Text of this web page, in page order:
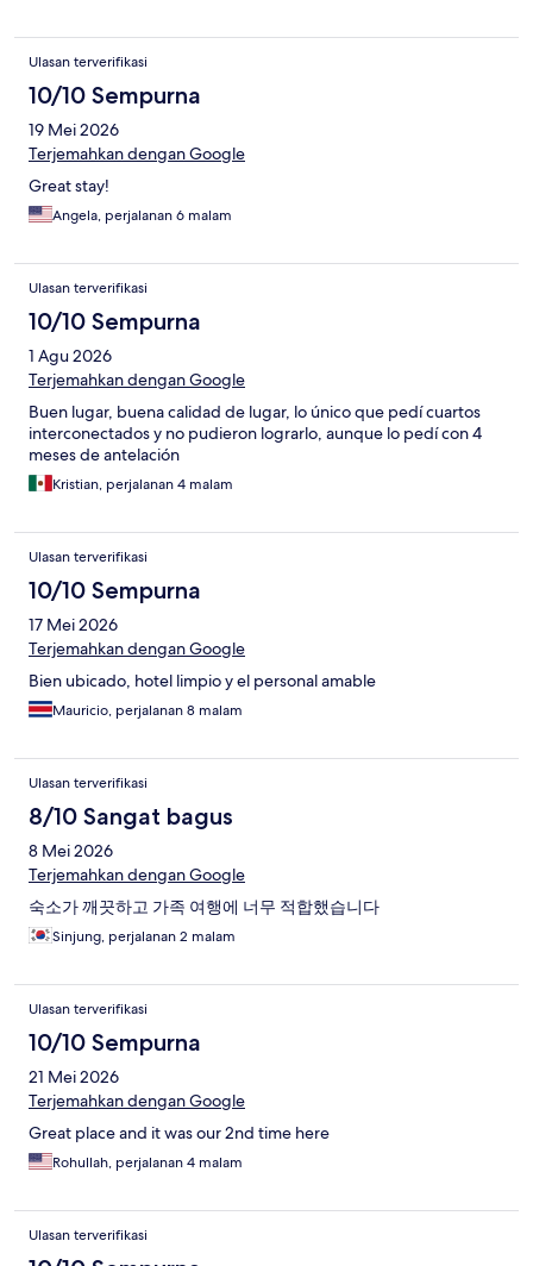
Ulasan terverifikasi
10/10 Sempurna
19 Mei 2026
Terjemahkan dengan Google
Great stay!
Angela, perjalanan 6 malam
Ulasan terverifikasi
10/10 Sempurna
1 Agu 2026
Terjemahkan dengan Google
Buen lugar, buena calidad de lugar, lo único que pedí cuartos
interconectados y no pudieron lograrlo, aunque lo pedí con 4
meses de antelación
Kristian, perjalanan 4 malam
Ulasan terverifikasi
10/10 Sempurna
17 Mei 2026
Terjemahkan dengan Google
Bien ubicado, hotel limpio y el personal amable
Mauricio, perjalanan 8 malam
Ulasan terverifikasi
8/10 Sangat bagus
8 Mei 2026
Terjemahkan dengan Google
숙소가 깨끗하고 가족 여행에 너무 적합했습니다
Sinjung, perjalanan 2 malam
Ulasan terverifikasi
10/10 Sempurna
21 Mei 2026
Terjemahkan dengan Google
Great place and it was our 2nd time here
Rohullah, perjalanan 4 malam
Ulasan terverifikasi